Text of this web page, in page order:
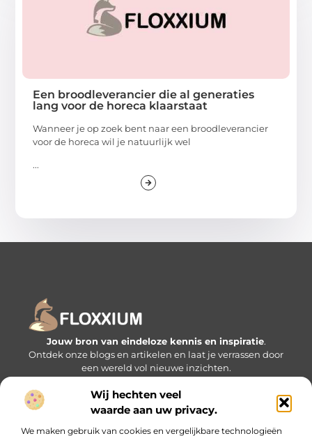
Wij hechten veel
waarde aan uw privacy.
We maken gebruik van cookies en vergelijkbare technologieën
Een broodleverancier die al generaties
lang voor de horeca klaarstaat
Wanneer je op zoek bent naar een broodleverancier
voor de horeca wil je natuurlijk wel
...
Jouw bron van eindeloze kennis en inspiratie.
Ontdek onze blogs en artikelen en laat je verrassen door
een wereld vol nieuwe inzichten.
Bericht categorie